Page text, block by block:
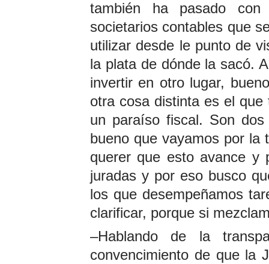
también ha pasado con
societarios contables que
utilizar desde le punto de
la plata de dónde la sacó.
invertir en otro lugar,
otra cosa distinta es el
un paraíso fiscal. Son
bueno que vayamos por la
querer que esto avance y
juradas y por eso busco
los que desempeñamos
clarificar, porque si
–Hablando de la
convencimiento de que la